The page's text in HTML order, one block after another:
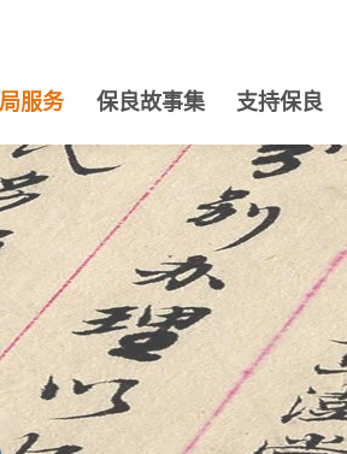
服务 保良故事集 支持保良